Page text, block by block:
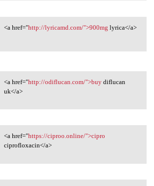
href="http://lyricamd.com/
<a href="http://lyricamd.com/">900mg lyrica</a>
href="http://odiflucan.com
<a href="http://odiflucan.com/">buydiflucan
uk</a>
href="https://ciproo
<a href="https://ciproo.online/">cipro
ciprofloxacin</a>